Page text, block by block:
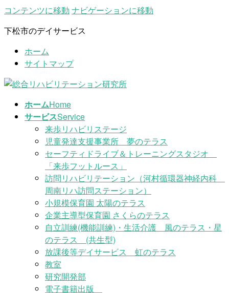
コンテンツに移動 ナビゲーションに移動
下松市のデイサービス
ホーム
サイトマップ
ホームHome
サービスService
来歩リハビリステージ
児童発達支援事業所 夢のテラス
セーフティドライブ＆トレーニングスタジオ
「来歩フットルース」
訪問リハビリテーション（河村循環器神経内科
周南リハ訪問ステーション）
小規模保育園 太陽のテラス
企業主導型保育園 さくらのテラス
自立訓練(機能訓練)・生活介護 風のテラス・星
のテラス (共生型)
放課後等デイサービス 虹のテラス
教室
研究開発部
電子書籍出版